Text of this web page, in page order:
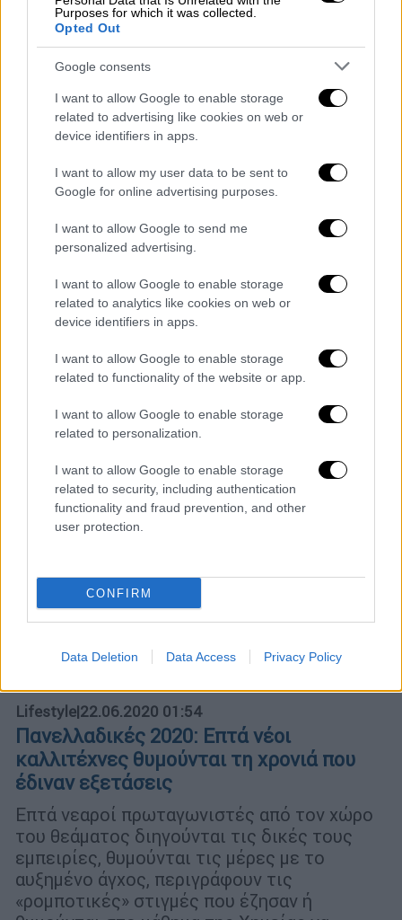
Purposes for which it was collected.
Opted Out
Google consents
I want to allow Google to enable storage
related to advertising like cookies on web or
device identifiers in apps.
I want to allow my user data to be sent to
Google for online advertising purposes.
I want to allow Google to send me
personalized advertising.
I want to allow Google to enable storage
related to analytics like cookies on web or
device identifiers in apps.
I want to allow Google to enable storage
related to functionality of the website or app.
I want to allow Google to enable storage
related to personalization.
I want to allow Google to enable storage
related to security, including authentication
functionality and fraud prevention, and other
user protection.
CONFIRM
Data Deletion Data Access Privacy Policy
Lifestyle|22.06.2020 15:57
H Demy μιλά για τη μεγάλη της
εξάρτηση
Χωρίς κινητό δεν θα μπορούσε να ζήσει -
είναι πολύ εξαρτημένη από αυτό
Lifestyle|22.06.2020 15:56
Όλα όσα αποκάλυψε στο People λίγες μέρες
μετά το ντεμπούτο της στη μεγάλη οθόνη
Lifestyle|22.06.2020 01:54
Πανελλαδικές 2020: Επτά νέοι
καλλιτέχνες θυµούνται τη χρονιά που
έδιναν εξετάσεις
Επτά νεαροί πρωταγωνιστές από τον χώρο
του θεάµατος διηγούνται τις δικές τους
εµπειρίες, θυµούνται τις µέρες µε το
αυξηµένο άγχος, περιγράφουν τις
«ροµποτικές» στιγµές που έζησαν ή